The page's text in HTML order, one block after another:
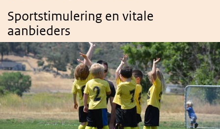
Sportstimulering en vitale
aanbieders